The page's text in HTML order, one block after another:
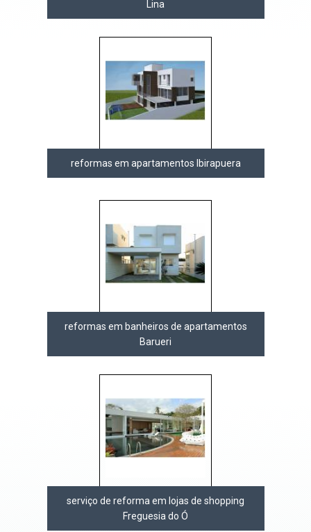
Lina
reformas em apartamentos Ibirapuera
reformas em banheiros de apartamentos
Barueri
serviço de reforma em lojas de shopping
Freguesia do Ó